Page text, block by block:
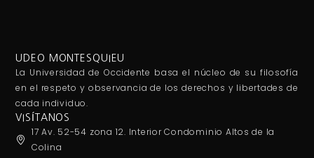
UDEO MONTESQUIEU
La Universidad de Occidente basa el núcleo de su filosofía
en el respeto y observancia de los derechos y libertades de
cada individuo.
VISÍTANOS
17 Av. 52-54 zona 12. Interior Condominio Altos de la
Colina